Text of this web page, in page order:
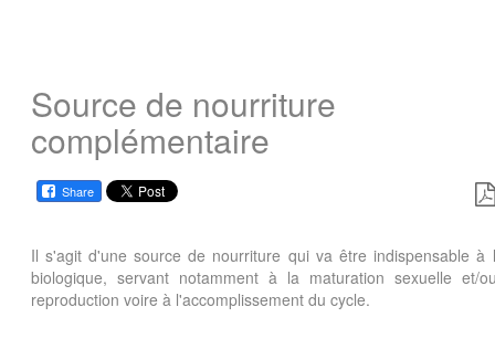
Source de nourriture
complémentaire
Share
Il s'agit d'une source de nourriture qui va être indispensable à
biologique, servant notamment à la maturation sexuelle et/
reproduction voire à l'accomplissement du cycle.